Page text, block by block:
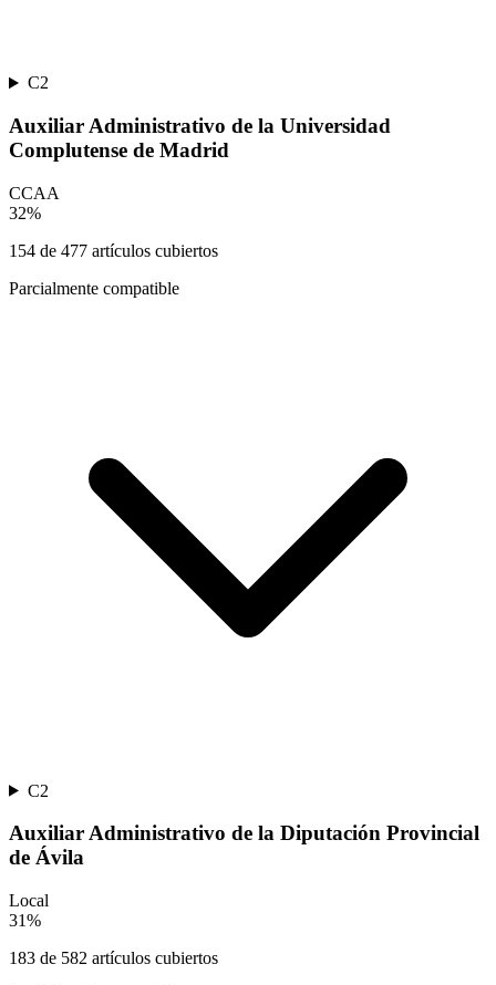
C2
Auxiliar Administrativo de la Universidad
Complutense de Madrid
CCAA
32%
154 de 477 artículos cubiertos
Parcialmente compatible
C2
Auxiliar Administrativo de la Diputación Provincial
de Ávila
Local
31%
183 de 582 artículos cubiertos